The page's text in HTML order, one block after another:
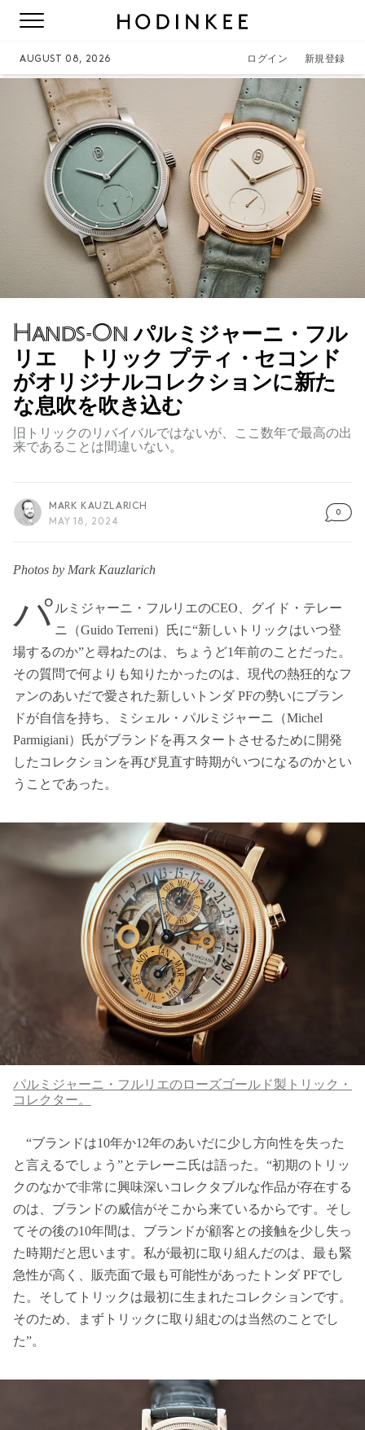
AUGUST 08, 2026 ログイン 新規登録
Hands-On パルミジャーニ・フル
リエ トリック プティ・セコンド
がオリジナルコレクションに新た
な息吹を吹き込む
旧トリックのリバイバルではないが、ここ数年で最高の出
来であることは間違いない。
MARK KAUZLARICH
MAY 18, 2024
0
Photos by Mark Kauzlarich
パ ルミジャーニ・フルリエのCEO、グイド・テレー
ニ（Guido Terreni）氏に“新しいトリックはいつ登
場するのか”と尋ねたのは、ちょうど1年前のことだった。
その質問で何よりも知りたかったのは、現代の熱狂的なフ
ァンのあいだで愛された新しいトンダ PFの勢いにブラン
ドが自信を持ち、ミシェル・パルミジャーニ（Michel
Parmigiani）氏がブランドを再スタートさせるために開発
したコレクションを再び見直す時期がいつになるのかとい
うことであった。
パルミジャーニ・フルリエのローズゴールド製トリック・
コレクター。
“ブランドは10年か12年のあいだに少し方向性を失った
と言えるでしょう”とテレーニ氏は語った。“初期のトリッ
クのなかで非常に興味深いコレクタブルな作品が存在する
のは、ブランドの威信がそこから来ているからです。そし
てその後の10年間は、ブランドが顧客との接触を少し失っ
た時期だと思います。私が最初に取り組んだのは、最も緊
急性が高く、販売面で最も可能性があったトンダ PFでし
た。そしてトリックは最初に生まれたコレクションです。
そのため、まずトリックに取り組むのは当然のことでし
た”。